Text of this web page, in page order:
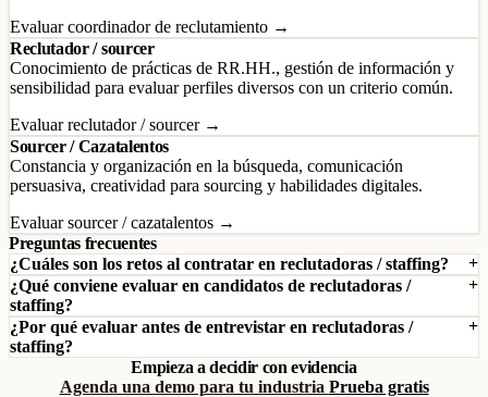
Evaluar coordinador de reclutamiento →
Reclutador / sourcer
Conocimiento de prácticas de RR.HH., gestión de información y
sensibilidad para evaluar perfiles diversos con un criterio común.
Evaluar reclutador / sourcer →
Sourcer / Cazatalentos
Constancia y organización en la búsqueda, comunicación
persuasiva, creatividad para sourcing y habilidades digitales.
Evaluar sourcer / cazatalentos →
Preguntas frecuentes
¿Cuáles son los retos al contratar en reclutadoras / staffing?
¿Qué conviene evaluar en candidatos de reclutadoras /
staffing?
¿Por qué evaluar antes de entrevistar en reclutadoras /
staffing?
Empieza a decidir con evidencia
Agenda una demo para tu industria Prueba gratis